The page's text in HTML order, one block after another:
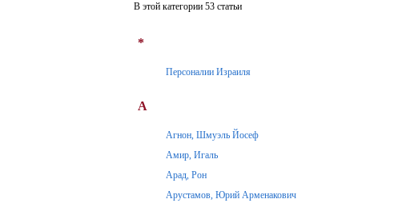
В этой категории 53 статьи
*
Персоналии Израиля
А
Агнон, Шмуэль Йосеф
Амир, Игаль
Арад, Рон
Арустамов, Юрий Арменакович